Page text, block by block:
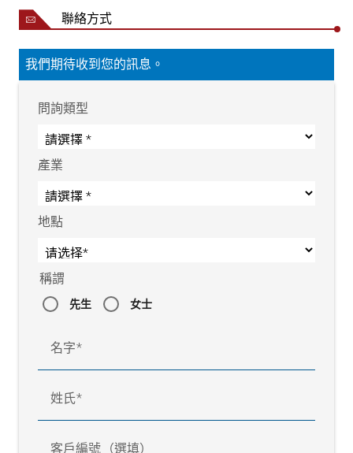
聯絡方式
我們期待收到您的訊息。
問詢類型
產業
地點
稱謂
先生 女士
名字
姓氏
客戶編號（選填）